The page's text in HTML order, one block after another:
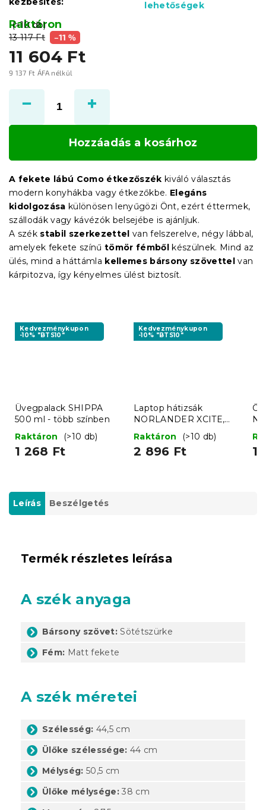
13 117 Ft –11 %
11 604 Ft
9 137 Ft ÁFA nélkül
Raktáron
(>10 db)
lehetőségek
Hozzáadás a kosárhoz
A fekete lábú Como étkezőszék kiváló választás
modern konyhákba vagy étkezőkbe. Elegáns
kidolgozása különösen lenyűgözi Önt, ezért éttermek,
szállodák vagy kávézók belsejébe is ajánljuk.
A szék stabil szerkezettel van felszerelve, négy lábbal,
amelyek fekete színű tömör fémből készülnek. Mind az
ülés, mind a háttámla kellemes bársony szövettel van
kárpitozva, így kényelmes ülést biztosít.
Kedvezménykupon
-10% "BTS10"
Üvegpalack SHIPPA
500 ml - több színben
Raktáron
(>10 db)
1 268 Ft
Kedvezménykupon
-10% "BTS10"
Laptop hátizsák
NORLANDER XCITE,
metál ezüst
Raktáron (>10 db)
2 896 Ft 1
Leírás Beszélgetés
Termék részletes leírása
A szék anyaga
Bársony szövet: Sötétszürke
Fém: Matt fekete
A szék méretei
Szélesség: 44,5 cm
Ülőke szélessége: 44 cm
Mélység: 50,5 cm
Ülőke mélysége: 38 cm